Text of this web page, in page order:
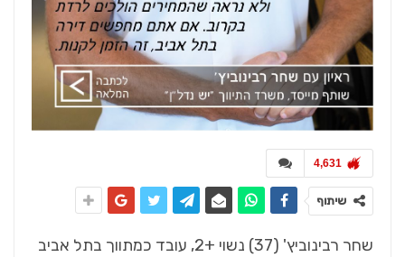
4,631
שיתוף
שחר רבינוביץ' (37) נשוי +2, עובד כמתווך בתל אביב